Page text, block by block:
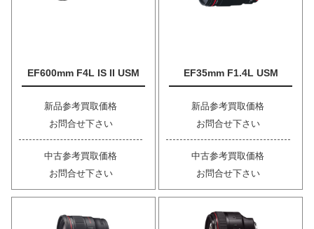
EF600mm F4L IS II USM
新品参考買取価格
お問合せ下さい
中古参考買取価格
お問合せ下さい
EF35mm F1.4L USM
新品参考買取価格
お問合せ下さい
中古参考買取価格
お問合せ下さい